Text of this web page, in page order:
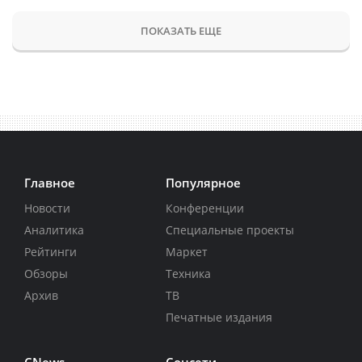
ПОКАЗАТЬ ЕЩЕ
Главное
Новости
Аналитика
Рейтинги
Обзоры
Архив
Популярное
Конференции
Специальные проекты
Маркет
Техника
ТВ
Печатные издания